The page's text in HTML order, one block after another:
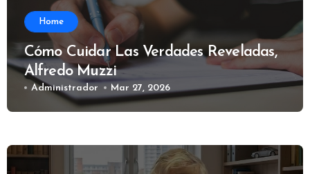
Home
Cómo Cuidar Las Verdades Reveladas,
Alfredo Muzzi
Administrador Mar 27, 2026